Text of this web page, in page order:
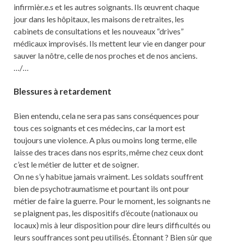
infirmièr.e.s et les autres soignants. Ils œuvrent chaque
jour dans les hôpitaux, les maisons de retraites, les
cabinets de consultations et les nouveaux “drives”
médicaux improvisés. Ils mettent leur vie en danger pour
sauver la nôtre, celle de nos proches et de nos anciens.
…/…
Blessures à retardement
Bien entendu, cela ne sera pas sans conséquences pour
tous ces soignants et ces médecins, car la mort est
toujours une violence. A plus ou moins long terme, elle
laisse des traces dans nos esprits, même chez ceux dont
c’est le métier de lutter et de soigner.
On ne s’y habitue jamais vraiment. Les soldats souffrent
bien de psychotraumatisme et pourtant ils ont pour
métier de faire la guerre. Pour le moment, les soignants ne
se plaignent pas, les dispositifs d’écoute (nationaux ou
locaux) mis à leur disposition pour dire leurs difficultés ou
leurs souffrances sont peu utilisés. Étonnant ? Bien sûr que